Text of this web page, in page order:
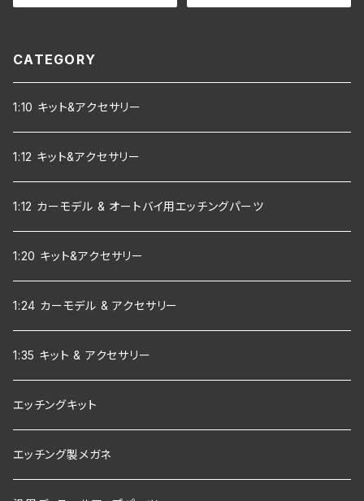
CATEGORY
1:10 キット&アクセサリー
1:12 キット&アクセサリー
1:12 カーモデル & オートバイ用エッチングパーツ
1:20 キット&アクセサリー
1:24 カーモデル & アクセサリー
1:35 キット & アクセサリー
エッチングキット
エッチング製メガネ